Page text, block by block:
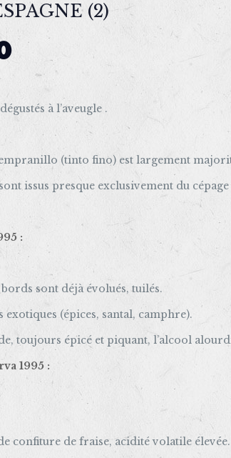
(2)
à l’aveugle .
(tinto fino) est largement
issus presque exclusivement du
:
sont déjà évolués, tuilés.
exotiques (épices, santal, camphre).
toujours épicé et piquant, l’alcool
1995 :
confiture de fraise, acidité volatile élevée.